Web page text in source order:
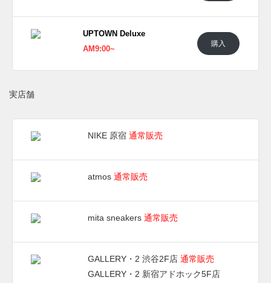
UPTOWN Deluxe
AM9:00~
購入
実店舗
NIKE 原宿 通常販売
atmos 通常販売
mita sneakers 通常販売
GALLERY・2 渋谷2F店 通常販売
GALLERY・2 新宿アドホック5F店